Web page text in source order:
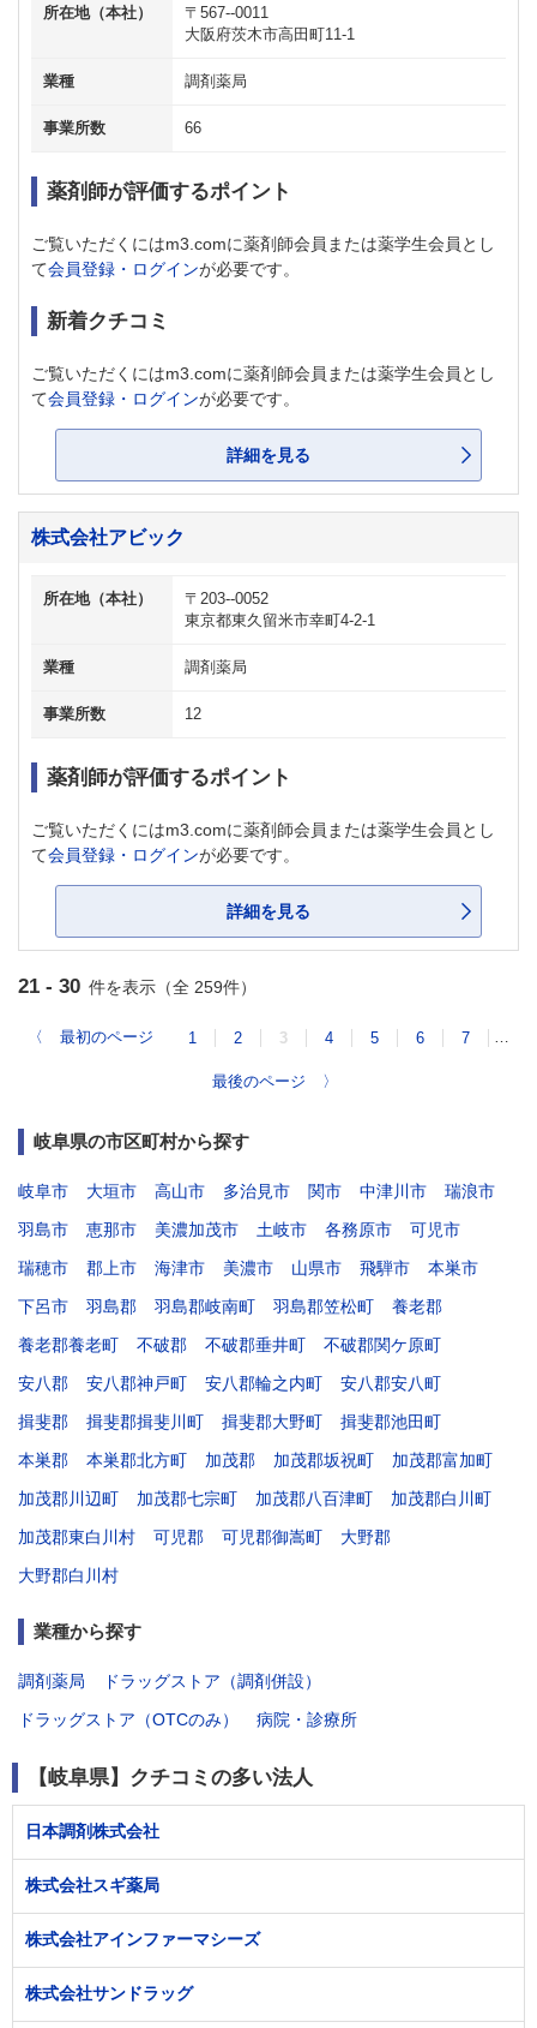
所在地（本社）
〒567--0011
大阪府茨木市高田町11-1
業種 調剤薬局
事業所数 66
薬剤師が評価するポイント
ご覧いただくにはm3.comに薬剤師会員または薬学生会員とし
て会員登録・ログインが必要です。
新着クチコミ
ご覧いただくにはm3.comに薬剤師会員または薬学生会員とし
て会員登録・ログインが必要です。
詳細を見る
株式会社アビック
所在地（本社）
〒203--0052
東京都東久留米市幸町4-2-1
業種 調剤薬局
事業所数 12
薬剤師が評価するポイント
ご覧いただくにはm3.comに薬剤師会員または薬学生会員とし
て会員登録・ログインが必要です。
詳細を見る
21 - 30 件を表示（全 259件）
〈 最初のページ 1 2 3 4 5 6 7 …
最後のページ 〉
岐阜県の市区町村から探す
岐阜市 大垣市 高山市 多治見市 関市 中津川市
瑞浪市
羽島市
恵那市 美濃加茂市 土岐市 各務原市
可児市
瑞穂市
郡上市 海津市 美濃市 山県市 飛騨市
本巣市
下呂市
羽島郡 羽島郡岐南町 羽島郡笠松町
養老郡
養老郡養老町
不破郡 不破郡垂井町
不破郡関ケ原町
安八郡
安八郡神戸町 安八郡輪之内町
安八郡安八町
揖斐郡
揖斐郡揖斐川町 揖斐郡大野町
揖斐郡池田町
本巣郡
本巣郡北方町 加茂郡 加茂郡坂祝町
加茂郡富加町
加茂郡川辺町
加茂郡七宗町 加茂郡八百津町
加茂郡白川町
加茂郡東白川村
可児郡 可児郡御嵩町
大野郡
大野郡白川村
業種から探す
調剤薬局
ドラッグストア（調剤併設）
ドラッグストア（OTCのみ）
病院・診療所
【岐阜県】クチコミの多い法人
日本調剤株式会社
株式会社スギ薬局
株式会社アインファーマシーズ
株式会社サンドラッグ